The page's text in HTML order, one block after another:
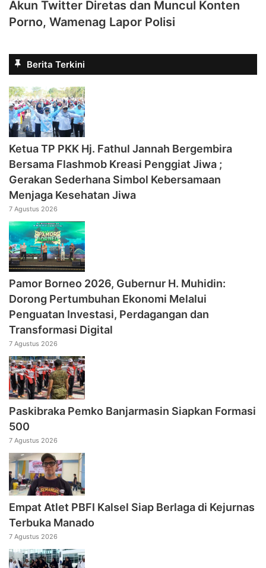
Akun Twitter Diretas dan Muncul Konten
Porno, Wamenag Lapor Polisi
Berita Terkini
‎Ketua TP PKK Hj. Fathul Jannah Bergembira
Bersama Flashmob Kreasi Penggiat Jiwa ;
Gerakan Sederhana Simbol Kebersamaan
Menjaga Kesehatan Jiwa
7 Agustus 2026
Pamor Borneo 2026, Gubernur H. Muhidin:
Dorong Pertumbuhan Ekonomi Melalui
Penguatan Investasi, Perdagangan dan
Transformasi Digital
7 Agustus 2026
Paskibraka Pemko Banjarmasin Siapkan Formasi
500
7 Agustus 2026
Empat Atlet PBFI Kalsel Siap Berlaga di Kejurnas
Terbuka Manado
7 Agustus 2026